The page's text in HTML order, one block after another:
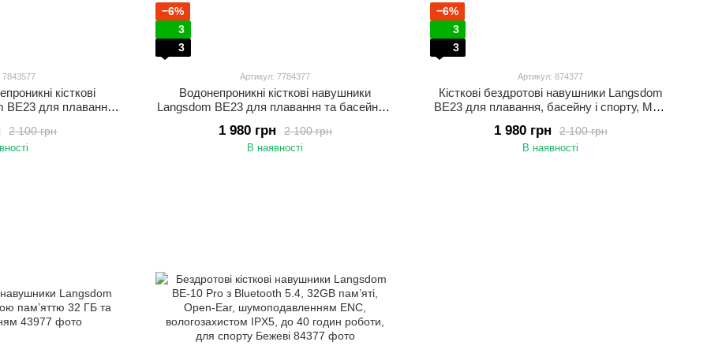
7843577
кісткові
BE23 для плавання
Зелений
2 100 грн
−6%
3
3
Артикул: 7784377
Водонепроникні кісткові навушники
Langsdom BE23 для плавання та басейну з
Чорний2 100 грн
1 980 грн
В наявності
−6%
3
3
Артикул: 874377
Кісткові бездротові навушники Langsdom
BE23 для плавання, басейну і спорту, MP3
спортивні водонепроникні навушники
Жовтий
2 100 грн
1 980 грн
В наявності